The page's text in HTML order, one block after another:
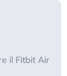
il Fitbit Air